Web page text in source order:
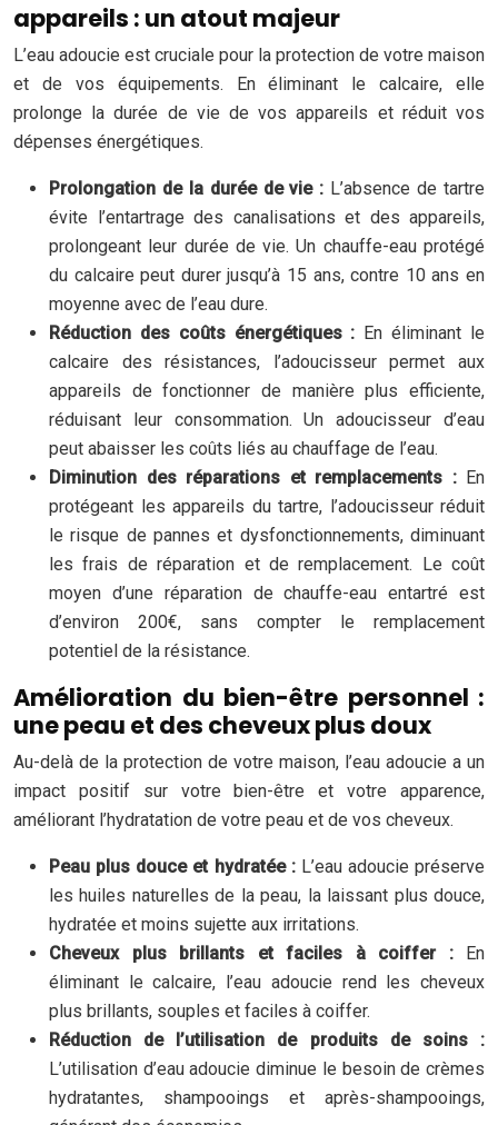
appareils : un atout majeur
L’eau adoucie est cruciale pour la protection de votre maison
et de vos équipements. En éliminant le calcaire, elle
prolonge la durée de vie de vos appareils et réduit vos
dépenses énergétiques.
Prolongation de la durée de vie : L’absence de tartre
évite l’entartrage des canalisations et des appareils,
prolongeant leur durée de vie. Un chauffe-eau protégé
du calcaire peut durer jusqu’à 15 ans, contre 10 ans en
moyenne avec de l’eau dure.
Réduction des coûts énergétiques : En éliminant le
calcaire des résistances, l’adoucisseur permet aux
appareils de fonctionner de manière plus efficiente,
réduisant leur consommation. Un adoucisseur d’eau
peut abaisser les coûts liés au chauffage de l’eau.
Diminution des réparations et remplacements : En
protégeant les appareils du tartre, l’adoucisseur réduit
le risque de pannes et dysfonctionnements, diminuant
les frais de réparation et de remplacement. Le coût
moyen d’une réparation de chauffe-eau entartré est
d’environ 200€, sans compter le remplacement
potentiel de la résistance.
Amélioration du bien-être personnel :
une peau et des cheveux plus doux
Au-delà de la protection de votre maison, l’eau adoucie a un
impact positif sur votre bien-être et votre apparence,
améliorant l’hydratation de votre peau et de vos cheveux.
Peau plus douce et hydratée : L’eau adoucie préserve
les huiles naturelles de la peau, la laissant plus douce,
hydratée et moins sujette aux irritations.
Cheveux plus brillants et faciles à coiffer :
En
éliminant le calcaire, l’eau adoucie rend les cheveux
plus brillants, souples et faciles à coiffer.
Réduction de l’utilisation de produits de soins :
L’utilisation d’eau adoucie diminue le besoin de crèmes
hydratantes, shampooings et après-shampooings,